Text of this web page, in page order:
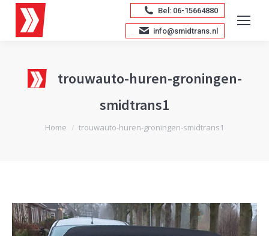
Bel: 06-15664880
info@smidtrans.nl
trouwauto-huren-groningen-
smidtrans1
Je bent hier:
Home trouwauto-huren-groningen-smidtrans1